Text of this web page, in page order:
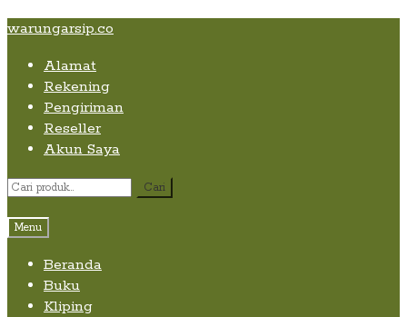
Skip
content
Skip
navigation
Skip
content
warungarsip.co
Alamat
Rekening
Pengiriman
Reseller
Akun Saya
Pencarian
Cari
Menu
Beranda
Buku
Kliping